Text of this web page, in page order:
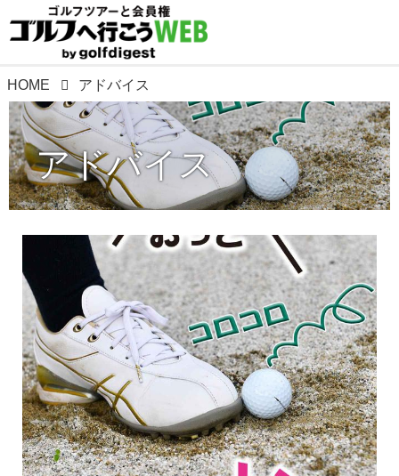
HOME アドバイス
アドバイス